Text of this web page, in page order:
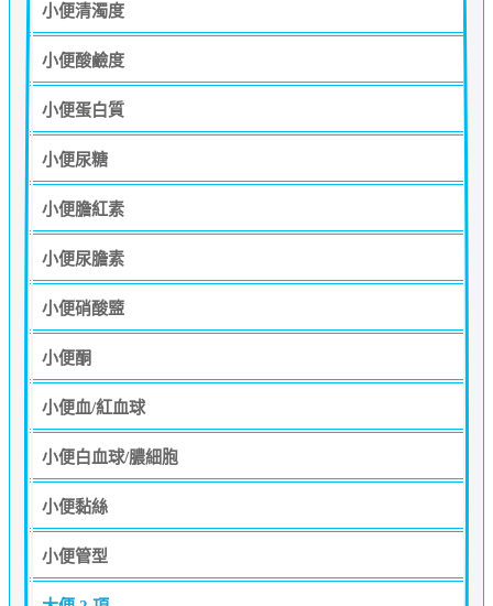
小便清濁度
小便酸鹼度
小便蛋白質
小便尿糖
小便膽紅素
小便尿膽素
小便硝酸盬
小便酮
小便血/紅血球
小便白血球/膿細胞
小便黏絲
小便管型